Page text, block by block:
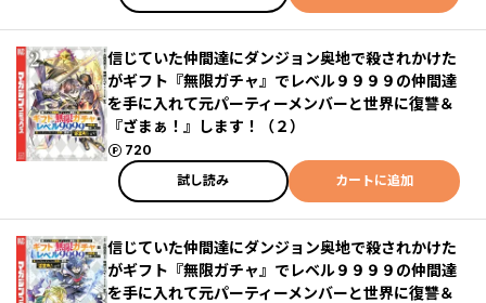
信じていた仲間達にダンジョン奥地で殺されかけた
がギフト『無限ガチャ』でレベル９９９９の仲間達
を手に入れて元パーティーメンバーと世界に復讐＆
『ざまぁ！』します！（２）
720
ポイント
試し読み
カートに追加
信じていた仲間達にダンジョン奥地で殺されかけた
がギフト『無限ガチャ』でレベル９９９９の仲間達
を手に入れて元パーティーメンバーと世界に復讐＆